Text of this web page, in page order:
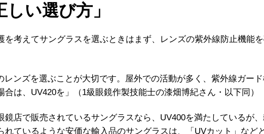
しい選び方」
考えてサングラスを選ぶときはまず、レンズの紫外線防止機能
レンズを選ぶことが大切です。屋外での活動が多く、紫外線ガー
合は、UV420を」（1級眼鏡作製技能士の漆畑博紀さん・以下同）
店で販売されているサングラスなら、UV400を満たしているが
れているような安価な輸入品のサングラスは、「UVカット」など